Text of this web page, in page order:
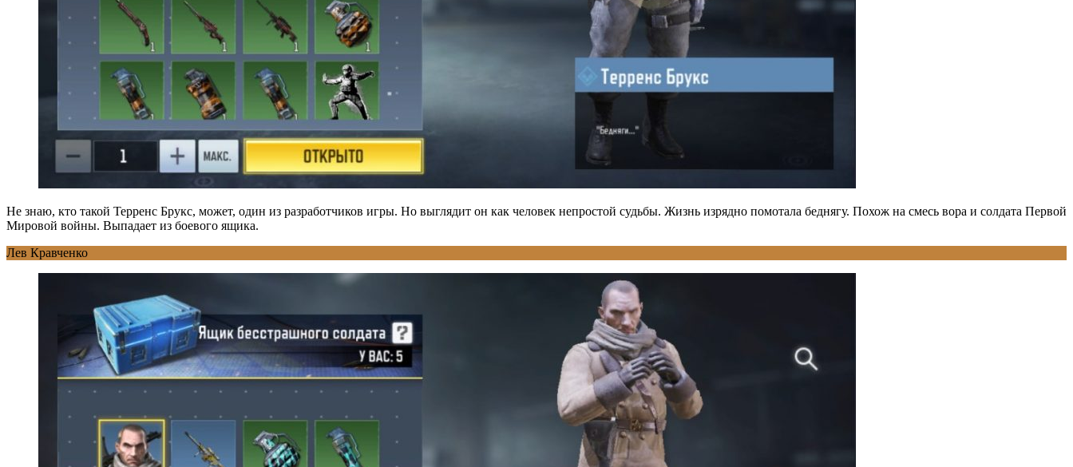
Не знаю, кто такой Терренс Брукс, может, один из разработчиков игры. Но выглядит он как человек непростой судьбы. Жизнь изрядно помотала беднягу. Похож на смесь вора и солдата Первой
Мировой войны. Выпадает из боевого ящика.
Лев Кравченко